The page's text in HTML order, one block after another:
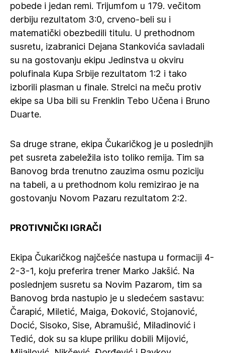
pobede i jedan remi. Trijumfom u 179. večitom
derbiju rezultatom 3:0, crveno-beli su i
matematički obezbedili titulu. U prethodnom
susretu, izabranici Dejana Stankovića savladali
su na gostovanju ekipu Jedinstva u okviru
polufinala Kupa Srbije rezultatom 1:2 i tako
izborili plasman u finale. Strelci na meču protiv
ekipe sa Uba bili su Frenklin Tebo Učena i Bruno
Duarte.
Sa druge strane, ekipa Čukaričkog je u poslednjih
pet susreta zabeležila isto toliko remija. Tim sa
Banovog brda trenutno zauzima osmu poziciju
na tabeli, a u prethodnom kolu remizirao je na
gostovanju Novom Pazaru rezultatom 2:2.
PROTIVNIČKI IGRAČI
Ekipa Čukaričkog najčešće nastupa u formaciji 4-
2-3-1, koju preferira trener Marko Jakšić. Na
poslednjem susretu sa Novim Pazarom, tim sa
Banovog brda nastupio je u sledećem sastavu:
Čarapić, Miletić, Maiga, Đoković, Stojanović,
Docić, Sisoko, Sise, Abramušić, Miladinović i
Tedić, dok su sa klupe priliku dobili Mijović,